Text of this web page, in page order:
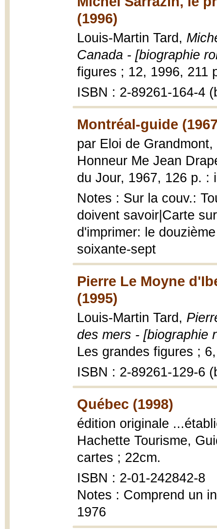
(1996)
Louis-Martin Tard,
Canada - [biographie
figures ; 12, 1996, 211
ISBN : 2-89261-164-4
Montréal-guide
par Eloi de
Honneur Me Jean
du Jour, 1967, 126 p. :
Notes : Sur la couv.:
doivent savoir|Carte
d'imprimer: le
soixante-sept
Pierre Le Moyne
(1995)
Louis-Martin Tard,
des mers - [biographie
Les grandes figures ;
ISBN : 2-89261-129-6
Québec (1998)
édition originale
Hachette Tourisme,
cartes ; 22cm.
ISBN : 2-01-242842-8
Notes : Comprend un
1976